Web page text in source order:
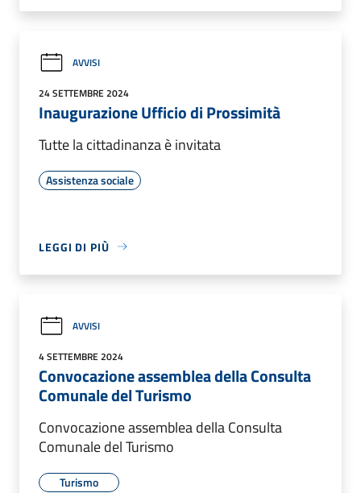
AVVISI
24 SETTEMBRE 2024
Inaugurazione Ufficio di Prossimità
Tutte la cittadinanza è invitata
Assistenza sociale
LEGGI DI PIÙ
AVVISI
4 SETTEMBRE 2024
Convocazione assemblea della Consulta
Comunale del Turismo
Convocazione assemblea della Consulta
Comunale del Turismo
Turismo